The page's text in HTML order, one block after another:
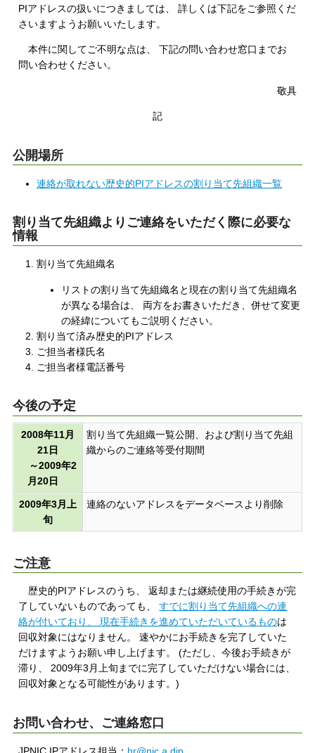
PIアドレスの扱いにつきましては、 詳しくは下記をご参照くだ
さいますようお願いいたします。
本件に関してご不明な点は、 下記の問い合わせ窓口までお
問い合わせください。
敬具
記
公開場所
連絡が取れない歴史的PIアドレスの割り当て先組織一覧
割り当て先組織よりご連絡をいただく際に必要な
情報
割り当て先組織名
リストの割り当て先組織名と現在の割り当て先組織名
が異なる場合は、 両方をお書きいただき、併せて変更
の経緯についてもご説明ください。
割り当て済み歴史的PIアドレス
ご担当者様氏名
ご担当者様電話番号
今後の予定
2008年11月
21日
～2009年2
月20日
割り当て先組織一覧公開、および割り当て先組
織からのご連絡等受付期間
2009年3月上
旬
連絡のないアドレスをデータベースより削除
ご注意
歴史的PIアドレスのうち、 返却または継続使用の手続きが完
了していないものであっても、すでに割り当て先組織への連
絡が付いており、 現在手続きを進めていただいているものは
回収対象にはなりません。 速やかにお手続きを完了していた
だけますようお願い申し上げます。 (ただし、今後お手続きが
滞り、 2009年3月上旬までに完了していただけない場合には、
回収対象となる可能性があります。)
お問い合わせ、ご連絡窓口